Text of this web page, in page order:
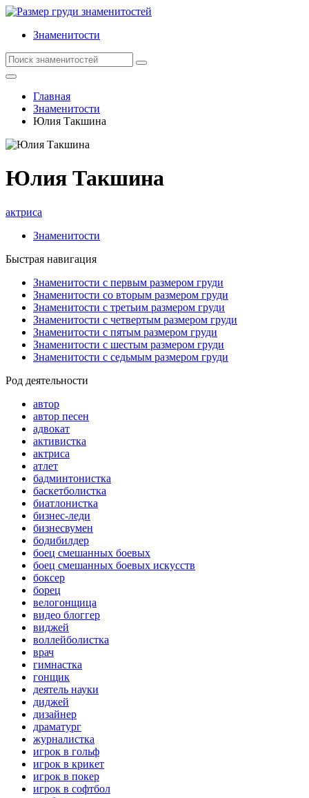
Знаменитости
Главная
Знаменитости
Юлия Такшина
Юлия Такшина
актриса
Знаменитости
Быстрая навигация
Знаменитости с первым размером груди
Знаменитости со вторым размером груди
Знаменитости с третьим размером груди
Знаменитости с четвертым размером груди
Знаменитости с пятым размером груди
Знаменитости с шестым размером груди
Знаменитости с седьмым размером груди
Род деятельности
автор
автор песен
адвокат
активистка
актриса
атлет
бадминтонистка
баскетболистка
биатлонистка
бизнес-леди
бизнесвумен
бодибилдер
боец смешанных боевых
боец смешанных боевых искусств
боксер
борец
велогонщица
видео блоггер
виджей
воллейболистка
врач
гимнастка
гонщик
деятель науки
диджей
дизайнер
драматург
журналистка
игрок в гольф
игрок в крикет
игрок в покер
игрок в софтбол